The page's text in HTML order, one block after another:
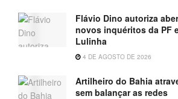
Flávio Dino autoriza
novos inquéritos da PF
Lulinha
4 DE AGOSTO DE 2026
Artilheiro do Bahia
sem balançar as redes